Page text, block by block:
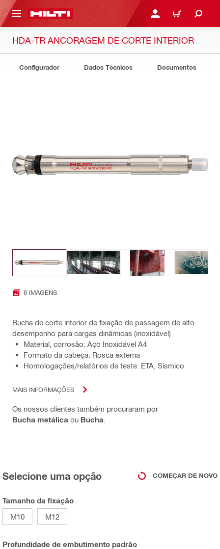
PRINCIPAL ENTRAR OU CADASTRAR
CARRINHO
HDA-TR ANCORAGEM DE CORTE INTERIOR
Configurador Dados Técnicos Documentos
6 IMAGENS
Bucha de corte interior de fixação de passagem de alto
desempenho para cargas dinâmicas (inoxidável)
Material, corrosão: Aço Inoxidável A4
Formato da cabeça: Rosca externa
Homologações/relatórios de teste: ETA, Sísmico
MAIS INFORMAÇÕES
Os nossos clientes também procuraram por
Bucha metálica ou Bucha
Selecione uma opção COMEÇAR DE NOVO
Tamanho da fixação
M10
M12
Profundidade de embutimento padrão